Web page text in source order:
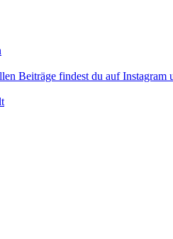
Beiträge findest du auf